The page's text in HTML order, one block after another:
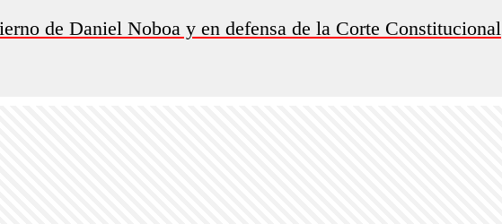
de Daniel Noboa y en defensa de la Corte Constitucional